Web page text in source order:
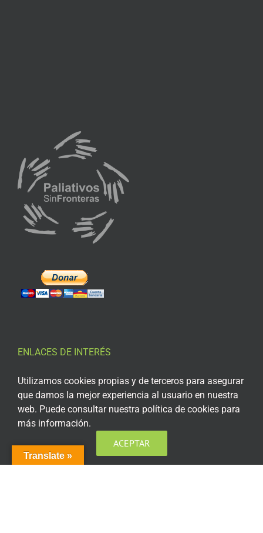
ENLACES DE INTERÉS
Aviso Legal
Política de privacidad
Política de privacidad Redes Sociales
Política de cookies
Translate »
Utilizamos cookies propias y de terceros para asegurar
que damos la mejor experiencia al usuario en nuestra
web. Puede consultar nuestra política de cookies para
más información.
ACEPTAR